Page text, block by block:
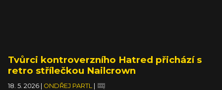
Tvůrci kontroverzního Hatred přichází s
retro střílečkou Nailcrown
18. 5. 2026 | ONDŘEJ PARTL |